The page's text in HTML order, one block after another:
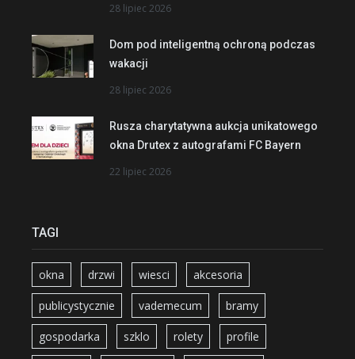
28 lipiec 2026
Dom pod inteligentną ochroną podczas
wakacji
28 lipiec 2026
Rusza charytatywna aukcja unikatowego
okna Drutex z autografami FC Bayern
22 lipiec 2026
TAGI
okna drzwi wiesci akcesoria
publicystycznie vademecum bramy
gospodarka szklo rolety profile